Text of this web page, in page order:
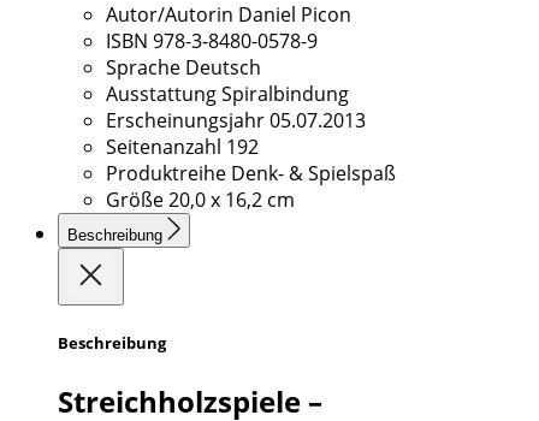
Autor/Autorin Daniel Picon
ISBN 978-3-8480-0578-9
Sprache Deutsch
AusstattungSpiralbindung
Erscheinungsjahr05.07.2013
Seitenanzahl 192
Produktreihe Denk- & Spielspaß
Größe20,0 x 16,2 cm
Beschreibung
Beschreibung
Streichholzspiele –